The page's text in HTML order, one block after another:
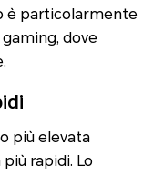
è particolarmente
dove
più elevata
rapidi. Lo